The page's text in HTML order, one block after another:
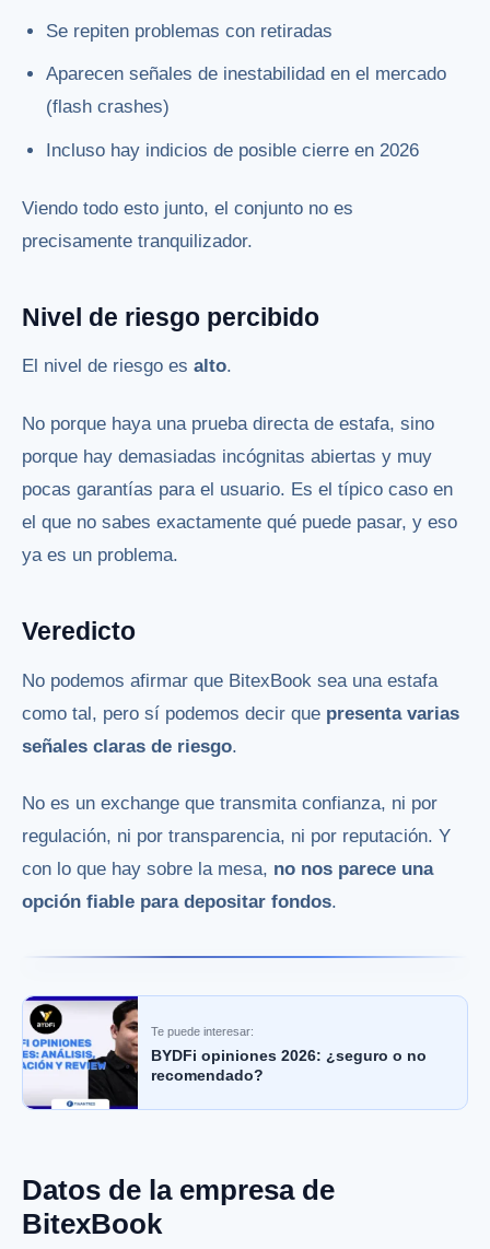
Se repiten problemas con retiradas
Aparecen señales de inestabilidad en el mercado
(flash crashes)
Incluso hay indicios de posible cierre en 2026
Viendo todo esto junto, el conjunto no es
precisamente tranquilizador.
Nivel de riesgo percibido
El nivel de riesgo es alto.
No porque haya una prueba directa de estafa, sino
porque hay demasiadas incógnitas abiertas y muy
pocas garantías para el usuario. Es el típico caso en
el que no sabes exactamente qué puede pasar, y eso
ya es un problema.
Veredicto
No podemos afirmar que BitexBook sea una estafa
como tal, pero sí podemos decir que presenta varias
señales claras de riesgo.
No es un exchange que transmita confianza, ni por
regulación, ni por transparencia, ni por reputación. Y
con lo que hay sobre la mesa, no nos parece una
opción fiable para depositar fondos.
Te puede interesar:
BYDFi opiniones 2026: ¿seguro o no
recomendado?
Datos de la empresa de
BitexBook